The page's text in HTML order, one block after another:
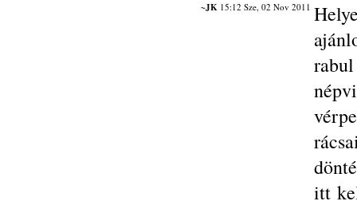
~JK15:12 Sze, 02 Nov 2011
itt